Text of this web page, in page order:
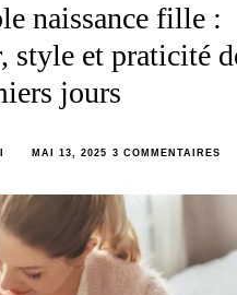
naissance fille :
style et praticité
jours
MAI 13, 2025 3 COMMENTAIRES